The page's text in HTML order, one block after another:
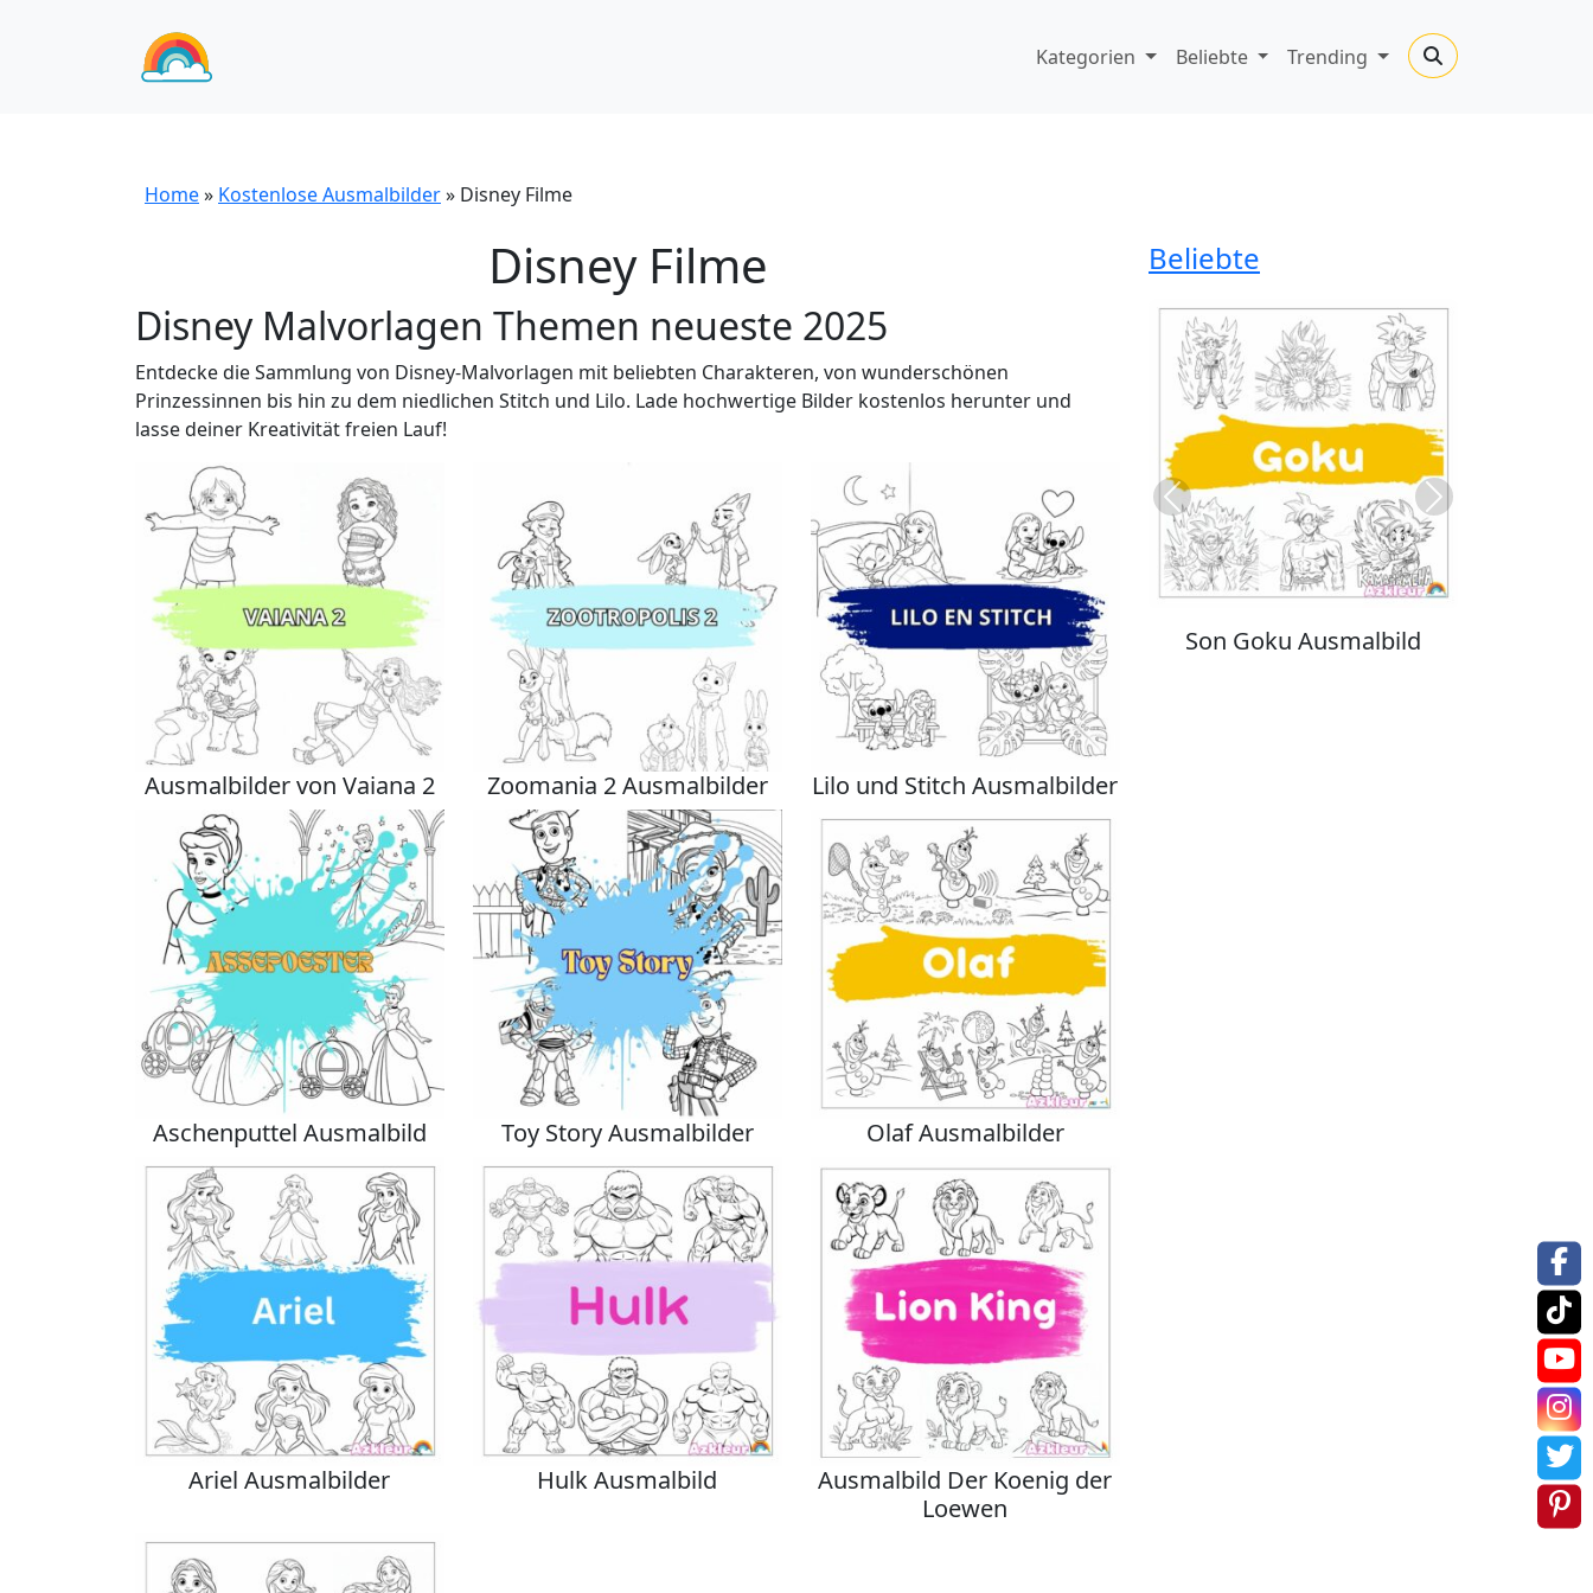
Kategorien Beliebte Trending
Home» Kostenlose Ausmalbilder» Disney Filme
Disney Filme
Disney Malvorlagen Themen neueste 2025
Entdecke die Sammlung von Disney-Malvorlagen mit beliebten Charakteren, von wunderschönen
Prinzessinnen bis hin zu dem niedlichen Stitch und Lilo. Lade hochwertige Bilder kostenlos herunter und
lasse deiner Kreativität freien Lauf!
Ausmalbilder von Vaiana 2 Zoomania 2 Ausmalbilder Lilo und Stitch Ausmalbilder
Aschenputtel Ausmalbild Toy Story Ausmalbilder Olaf Ausmalbilder
Ariel Ausmalbilder Hulk Ausmalbild
Ausmalbild Der Koenig der
Loewen
Beliebte
Son Goku Ausmalbild
Previous Next